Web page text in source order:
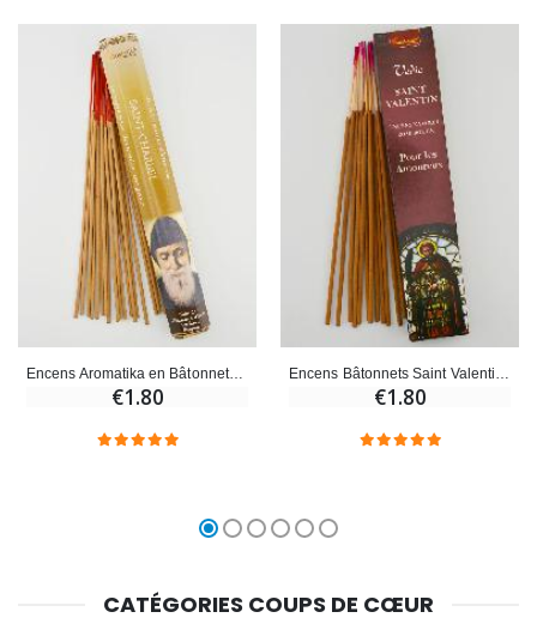
Encens Aromatika en Bâtonnets - Saint Charbel
€1.80 €1.80
CATÉGORIES COUPS DE CŒUR